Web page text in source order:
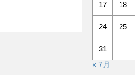
17 18
24 25
31
« 7月